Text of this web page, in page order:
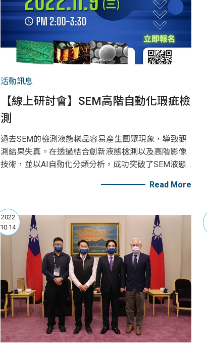
活動訊息
【線上研討會】SEM高階自動化瑕疵檢
測
過去SEM的檢測液態樣品容易產生團聚現象，導致觀
測結果失真。在透過結合創新液態檢測以及高階影像
技術，並以AI自動化分類分析，成功突破了SEM液態
Read More
2022
10.14